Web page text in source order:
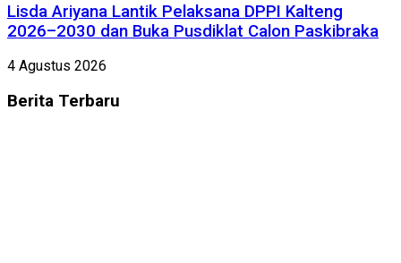
Lisda Ariyana Lantik Pelaksana DPPI Kalteng
2026–2030 dan Buka Pusdiklat Calon Paskibraka
4 Agustus 2026
Berita Terbaru